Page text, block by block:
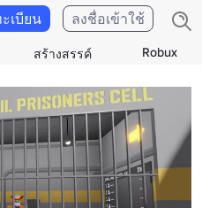
สร้างสรรค์ Robux
เบียน ลงชื่อเข้าใช้